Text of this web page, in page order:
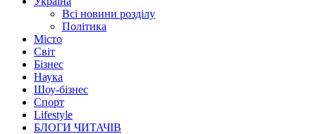
Всі новини розділу
Політика
Місто
Світ
Бізнес
Наука
Шоу-бізнес
Спорт
Lifestyle
БЛОГИ ЧИТАЧІВ